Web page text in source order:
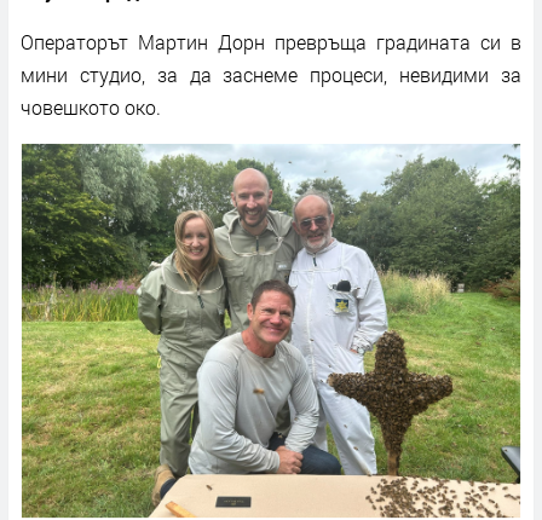
Операторът Мартин Дорн превръща градината си в
мини студио, за да заснеме процеси, невидими за
човешкото око.